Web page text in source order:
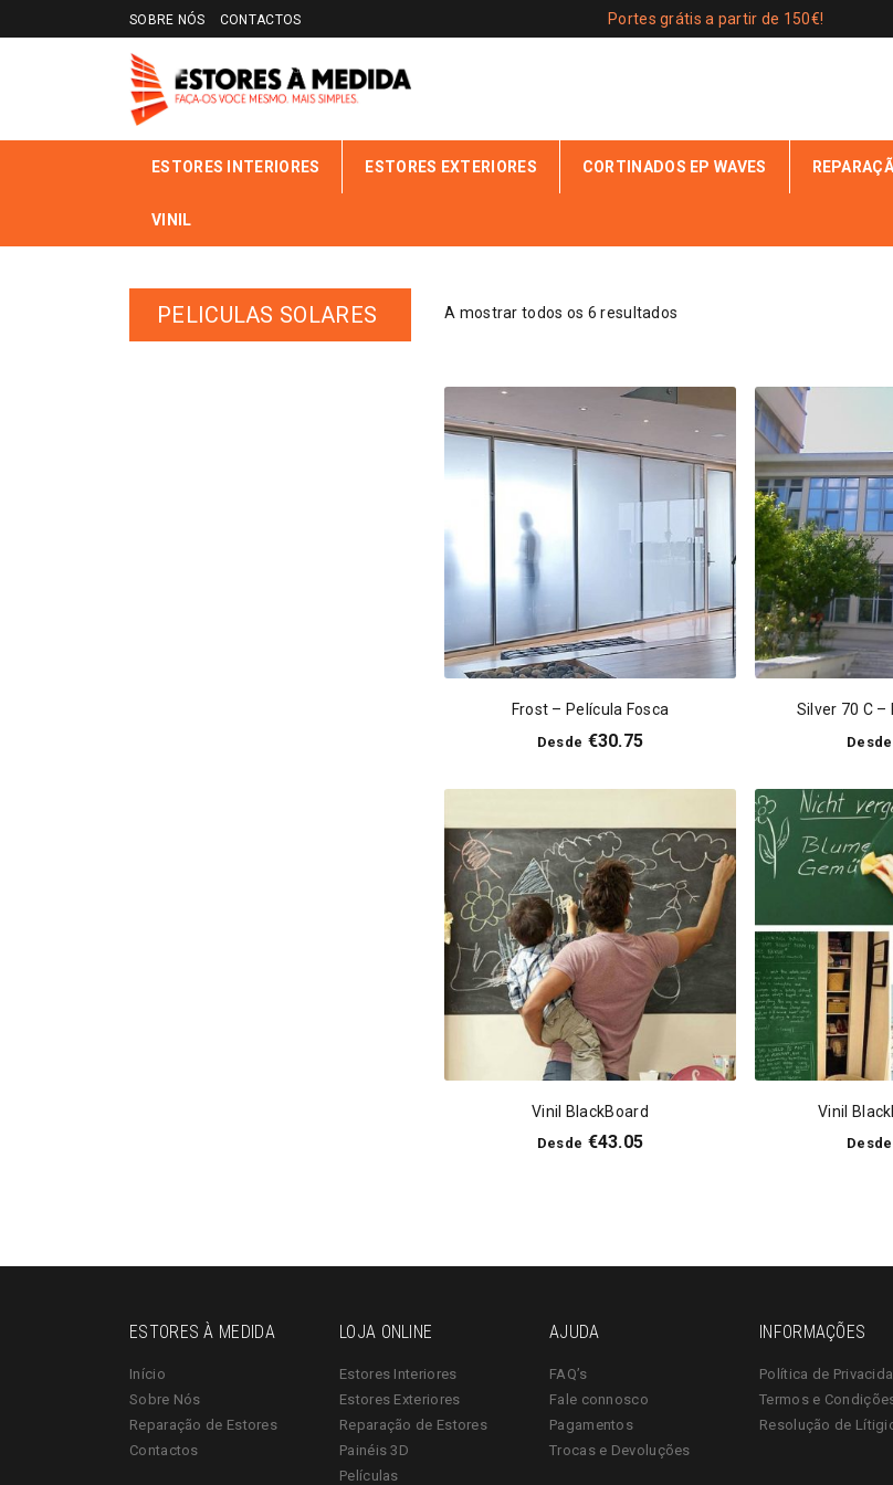
SOBRE NÓS CONTACTOS Portes grátis a partir de 150€!
ESTORES INTERIORES ESTORES EXTERIORES CORTINADOS EP WAVES
VINIL
INÍCIO LOJA ONLINE
PELICULAS SOLARES A mostrar todos os 6 resultados
Frost – Película Fosca
Desde €30.75
Silver 70 C
Desde
Vinil BlackBoard
Desde €43.05
Vinil
Desde
ESTORES À MEDIDA
Início
Sobre Nós
Reparação de Estores
Contactos
LOJA ONLINE
Estores Interiores
Estores Exteriores
Reparação de Estores
Painéis 3D
Películas
AJUDA
FAQ’s
Fale connosco
Pagamentos
Trocas e Devoluções
INFORMAÇÕES
Política de
Termos e
Resolução de